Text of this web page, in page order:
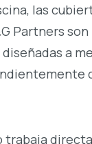
las
Partners
a